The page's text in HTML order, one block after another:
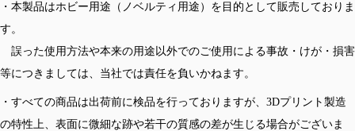
・本製品はホビー用途（ノベルティ用途）を目的として販売しておりま
す。
誤った使用方法や本来の用途以外でのご使用による事故・けが・損害
等につきましては、当社では責任を負いかねます。
・すべての商品は出荷前に検品を行っておりますが、3Dプリント製造
の特性上、表面に微細な跡や若干の質感の差が生じる場合がございま